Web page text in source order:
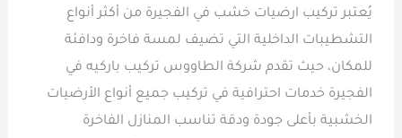
يُعتبر تركيب ارضيات خشب في الفجيرة من أكثر أنواع
التشطيبات الداخلية التي تضيف لمسة فاخرة ودافئة
للمكان، حيث تقدم شركة الطاووس تركيب باركيه في
الفجيرة خدمات احترافية في تركيب جميع أنواع الأرضيات
الخشبية بأعلى جودة ودقة تناسب المنازل الفاخرة